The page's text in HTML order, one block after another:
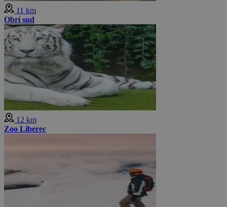
11 km
Obrí sud
12 km
Zoo Liberec